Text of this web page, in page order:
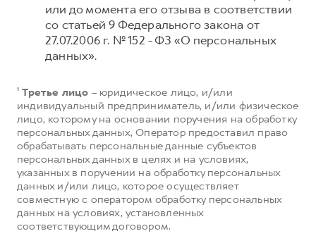
или до момента его отзыва в соответствии
со статьей 9 Федерального закона от
27.07.2006 г. № 152 - ФЗ «О персональных
данных».
¹Третье лицо – юридическое лицо, и/или
индивидуальный предприниматель, и/или физическое
лицо, которому на основании поручения на обработку
персональных данных, Оператор предоставил право
обрабатывать персональные данные субъектов
персональных данных в целях и на условиях,
указанных в поручении на обработку персональных
данных и/или лицо, которое осуществляет
совместную с оператором обработку персональных
данных на условиях, установленных
соответствующим договором.